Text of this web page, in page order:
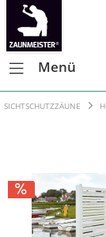
Menü
SICHTSCHUTZZÄUNE